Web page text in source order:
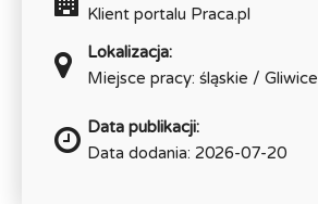
Klient portalu Praca.pl
Lokalizacja:
Miejsce pracy: śląskie / Gliwice
Data publikacji:
Data dodania: 2026-07-20